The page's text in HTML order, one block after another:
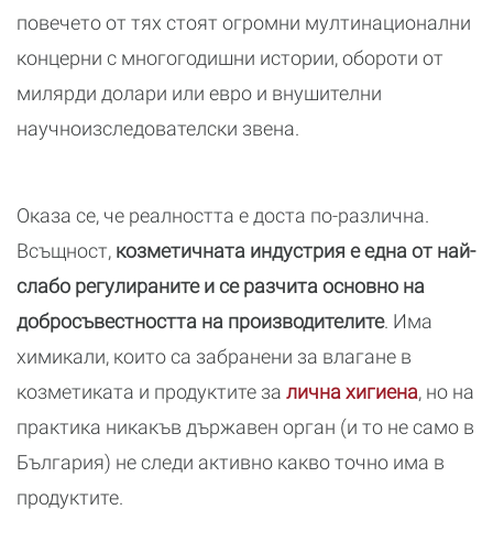
повечето от тях стоят огромни мултинационални
концерни с многогодишни истории, обороти от
милярди долари или евро и внушителни
научноизследователски звена.
Оказа се, че реалността е доста по-различна.
Всъщност, козметичната индустрия е една от най-
слабо регулираните и се разчита основно на
добросъвестността на производителите. Има
химикали, които са забранени за влагане в
козметиката и продуктите за лична хигиена, но на
практика никакъв държавен орган (и то не само в
България) не следи активно какво точно има в
продуктите.